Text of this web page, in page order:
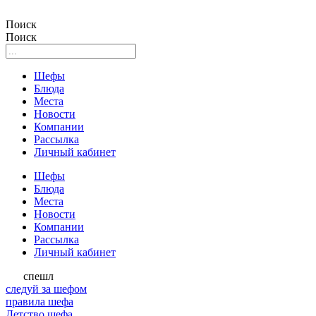
Поиск
Поиск
Шефы
Блюда
Места
Новости
Компании
Рассылка
Личный кабинет
Шефы
Блюда
Места
Новости
Компании
Рассылка
Личный кабинет
спешл
следуй за шефом
правила шефа